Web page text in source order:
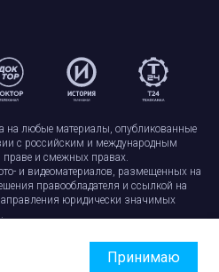
любые материалы, опубликованные
с российским и международным
праве и смежных правах.
и видеоматериалов, размещенных на
правообладателя и ссылкой на
юридически значимых
.
файлами
Обработка персональных данных
Принимаю